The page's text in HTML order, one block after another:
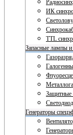
ИК
TTL
Запасные лампы
Защитные
Генераторы